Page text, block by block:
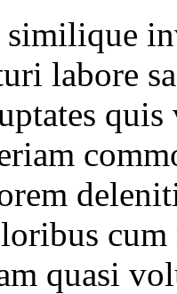
similique
labore
cum
quasi